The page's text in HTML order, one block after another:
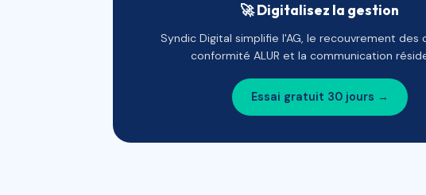
🚀 Digitalisez la gestion
Syndic Digital simplifie l'AG, le recouvrement des
conformité ALUR et la communication
Essai gratuit 30 jours →